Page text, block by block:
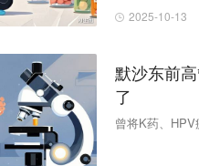
2025-10-13
默沙东前
了
曾将K药、